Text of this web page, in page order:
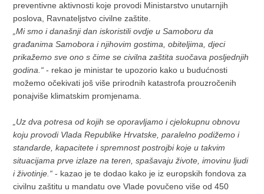
preventivne aktivnosti koje provodi Ministarstvo unutarnjih
poslova, Ravnateljstvo civilne zaštite.
„Mi smo i današnji dan iskoristili ovdje u Samoboru da
građanima Samobora i njihovim gostima, obiteljima, djeci
prikažemo sve ono s čime se civilna zaštita suočava posljednjih
godina.“ - rekao je ministar te upozorio kako u budućnosti
možemo očekivati još više prirodnih katastrofa prouzročenih
ponajviše klimatskim promjenama.
„Uz dva potresa od kojih se oporavljamo i cjelokupnu obnovu
koju provodi Vlada Republike Hrvatske, paralelno podižemo i
standarde, kapacitete i spremnost postrojbi koje u takvim
situacijama prve izlaze na teren, spašavaju živote, imovinu ljudi
i životinje.“- kazao je te dodao kako je iz europskih fondova za
civilnu zaštitu u mandatu ove Vlade povučeno više od 450